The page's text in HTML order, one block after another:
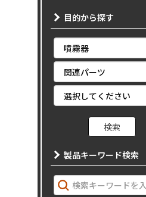
目的から探す
製品キーワード検索